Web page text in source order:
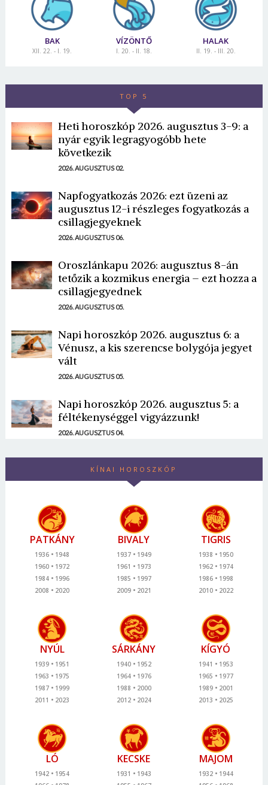
BAK
XII. 22. - I. 19.
VÍZÖNTŐ
I. 20. - II. 18.
HALAK
II. 19. - III. 20.
TOP 5
Heti horoszkóp 2026. augusztus 3-9: a
nyár egyik legragyogóbb hete
következik
2026. AUGUSZTUS 02.
Napfogyatkozás 2026: ezt üzeni az
augusztus 12-i részleges fogyatkozás a
csillagjegyeknek
2026. AUGUSZTUS 06.
Oroszlánkapu 2026: augusztus 8-án
tetőzik a kozmikus energia – ezt hozza a
csillagjegyednek
2026. AUGUSZTUS 05.
Napi horoszkóp 2026. augusztus 6: a
Vénusz, a kis szerencse bolygója jegyet
vált
2026. AUGUSZTUS 05.
Napi horoszkóp 2026. augusztus 5: a
féltékenységgel vigyázzunk!
2026. AUGUSZTUS 04.
KÍNAI HOROSZKÓP
PATKÁNY
1936
1948
1960
1972
1984
1996
2008
2020
BIVALY
1937
1949
1961
1973
1985
1997
2009
2021
TIGRIS
1938
1950
1962
1974
1986
1998
2010
2022
NYÚL
1939
1951
1963
1975
1987
1999
2011
2023
SÁRKÁNY
1940
1952
1964
1976
1988
2000
2012
2024
KÍGYÓ
1941
1953
1965
1977
1989
2001
2013
2025
LÓ
1942
1954
KECSKE
1931
1943
MAJOM
1932
1944